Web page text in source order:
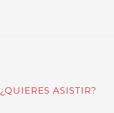
ASISTIR?